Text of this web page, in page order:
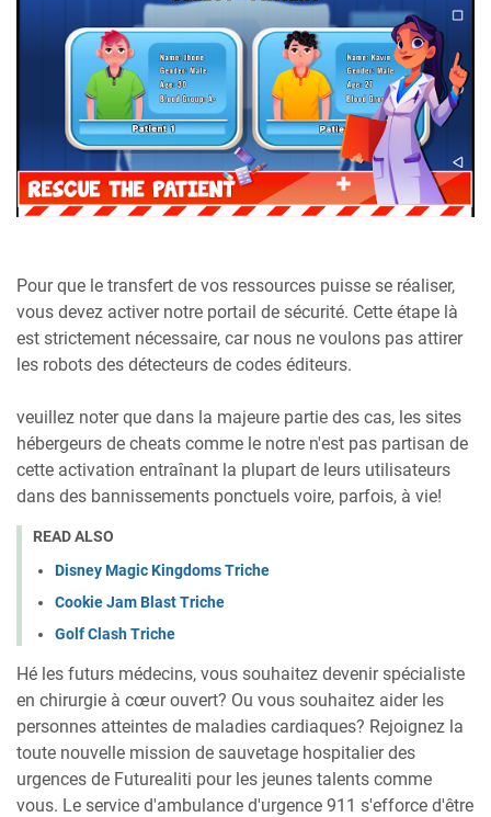
Pour que le transfert de vos ressources puisse se réaliser,
vous devez activer notre portail de sécurité. Cette étape là
est strictement nécessaire, car nous ne voulons pas attirer
les robots des détecteurs de codes éditeurs.
veuillez noter que dans la majeure partie des cas, les sites
hébergeurs de cheats comme le notre n'est pas partisan de
cette activation entraînant la plupart de leurs utilisateurs
dans des bannissements ponctuels voire, parfois, à vie!
READ ALSO
Disney Magic Kingdoms Triche
Cookie Jam Blast Triche
Golf Clash Triche
Hé les futurs médecins, vous souhaitez devenir spécialiste
en chirurgie à cœur ouvert? Ou vous souhaitez aider les
personnes atteintes de maladies cardiaques? Rejoignez la
toute nouvelle mission de sauvetage hospitalier des
urgences de Futurealiti pour les jeunes talents comme
vous. Le service d'ambulance d'urgence 911 s'efforce d'être